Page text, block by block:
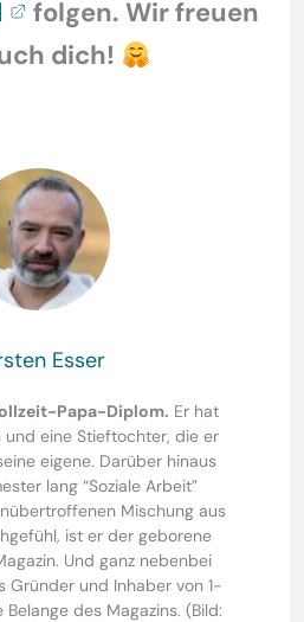
folgen. Wir freuen
dich!
Esser
Papa-Diplom. Er hat
und eine Stieftochter, die er
eigene. Darüber hinaus
lang “Soziale Arbeit”
Mischung aus
ist er der geborene
Und ganz nebenbei
Gründer und Inhaber von 1-
des Magazins. (Bild: